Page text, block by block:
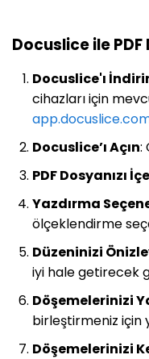
Docuslice ile PDF
Docuslice'ı
cihazları için
Docuslice’ı Açın:
PDF Dosyanızı
Yazdırma
ölçeklendirme
Düzeninizi
iyi hale getirecek
Döşemelerinizi
birleştirmeniz için
Döşemelerinizi